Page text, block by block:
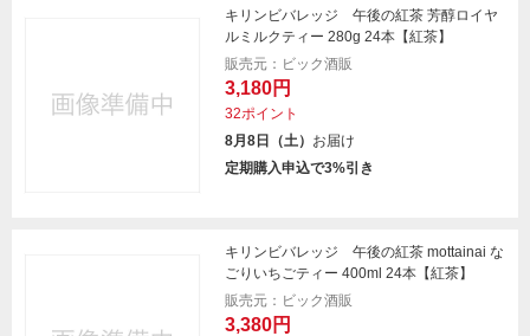
キリンビバレッジ 午後の紅茶 芳醇ロイヤ
ルミルクティー 280g 24本【紅茶】
販売元：ビック酒販
3,180円
32ポイント
8月8日（土） お届け
定期購入申込で3%引き
キリンビバレッジ 午後の紅茶 mottainai な
ごりいちごティー 400ml 24本【紅茶】
販売元：ビック酒販
3,380円